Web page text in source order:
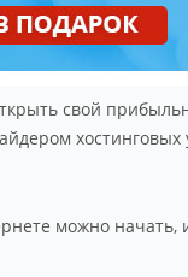
свой
можно начать,